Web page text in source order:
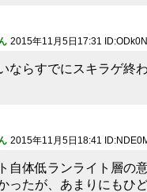
2015年11月5日17:31
ならすでにスキラゲ終
2015年11月5日18:41
自体低ランライト層の
ったが、あまりにもひ